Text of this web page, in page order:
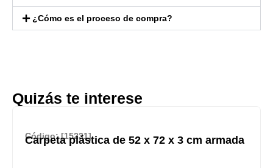
¿Cómo es el proceso de compra?
Quizás te interese
Código: [15231]
Carpeta plástica de 52 x 72 x 3 cm armada